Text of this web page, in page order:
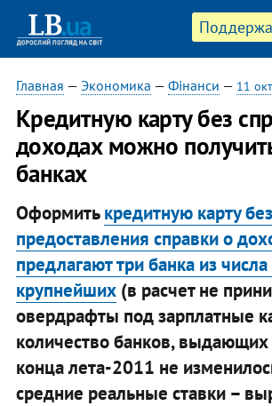
Главная — Экономика — Фінанси — 11
​Кредитную карту без
доходах можно
банках
Оформитькредитную карту без
предоставления справки о
предлагают три банка из
крупнейших(в расчет не
овердрафты под зарплатные
количество банков, выдающих
конца лета-2011 не
средние реальные ставки –